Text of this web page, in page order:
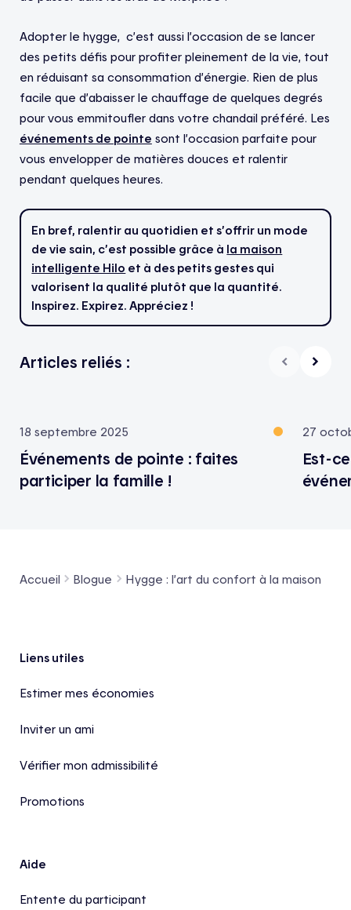
Adopter le hygge, c’est aussi l’occasion de se lancer
des petits défis pour profiter pleinement de la vie, tout
en réduisant sa consommation d’énergie. Rien de plus
facile que d’abaisser le chauffage de quelques degrés
pour vous emmitoufler dans votre chandail préféré. Les
événements de pointe sont l’occasion parfaite pour
vous envelopper de matières douces et ralentir
pendant quelques heures.
En bref, ralentir au quotidien et s’offrir un mode
de vie sain, c’est possible grâce à la maison
intelligente Hilo et à des petits gestes qui
valorisent la qualité plutôt que la quantité.
Inspirez. Expirez. Appréciez !
Articles reliés :
18 septembre 2025
Événements de pointe : faites
participer la famille !
27
Est-
Accueil Blogue Hygge : l’art du confort à la maison
Pied de page
Liens utiles
Estimer mes économies
Inviter un ami
Vérifier mon admissibilité
Promotions
Aide
Entente du participant